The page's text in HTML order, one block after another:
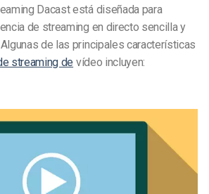
Dacast está diseñada para
de streaming en directo sencilla y
de las principales características
streaming de vídeo incluyen: